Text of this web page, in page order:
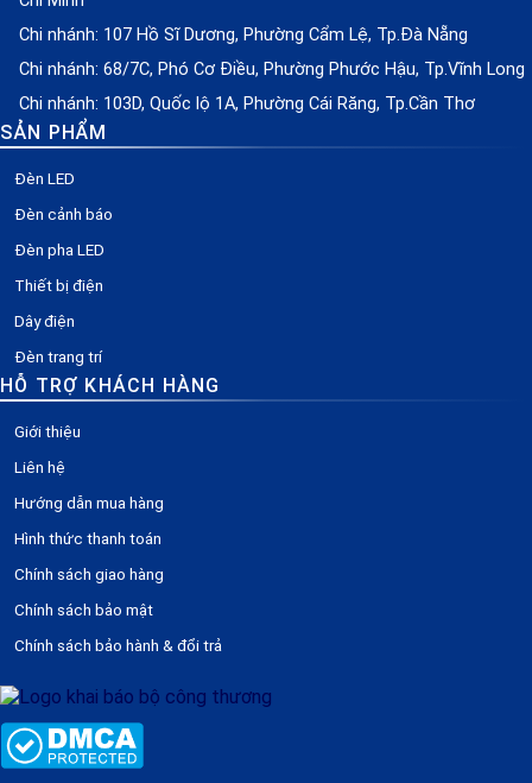
Chi nhánh: 107 Hồ Sĩ Dương, Phường Cẩm Lệ, Tp.Đà Nẵng
Chi nhánh: 68/7C, Phó Cơ Điều, Phường Phước Hậu, Tp.Vĩnh Long
Chi nhánh: 103D, Quốc lộ 1A, Phường Cái Răng, Tp.Cần Thơ
SẢN PHẨM
Đèn LED
Đèn cảnh báo
Đèn pha LED
Thiết bị điện
Dây điện
Đèn trang trí
HỖ TRỢ KHÁCH HÀNG
Giới thiệu
Liên hệ
Hướng dẫn mua hàng
Hình thức thanh toán
Chính sách giao hàng
Chính sách bảo mật
Chính sách bảo hành & đổi trả